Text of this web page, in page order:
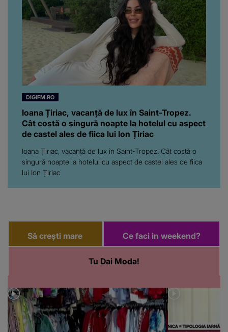
adevărat, au făcut-o și pe
asta! Și ce a ieșit la iveală
ar fi prea mult pentru
oricine: "Cu… mine, fata
româncă...”
DIGIFM.RO
Ioana Țiriac, vacanță de lux în Saint-Tropez.
Cât costă o singură noapte la hotelul cu aspect
de castel ales de fiica lui Ion Țiriac
Ioana Țiriac, vacanță de lux în Saint-Tropez. Cât costă o
singură noapte la hotelul cu aspect de castel ales de fiica
lui Ion Țiriac
Să crești mare
Tu Dai Moda!
Ce faci in weekend?